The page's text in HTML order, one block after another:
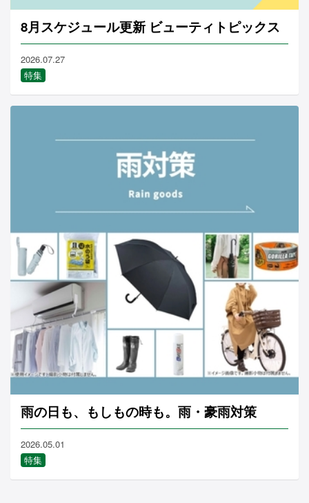
8月スケジュール更新 ビューティトピックス
2026.07.27
特集
雨の日も、もしもの時も。雨・豪雨対策
2026.05.01
特集